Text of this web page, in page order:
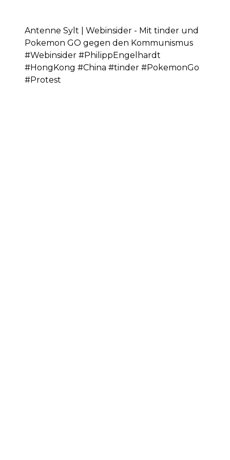
Antenne Sylt | Webinsider - Mit tinder und
Pokemon GO gegen den Kommunismus
#Webinsider #PhilippEngelhardt
#HongKong #China #tinder #PokemonGo
#Protest